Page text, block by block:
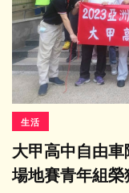
生活
大甲高中自由
場地賽青年組榮